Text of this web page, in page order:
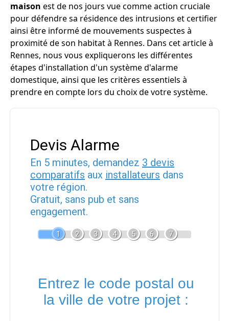
maison est de nos jours vue comme action cruciale
pour défendre sa résidence des intrusions et certifier
ainsi être informé de mouvements suspectes à
proximité de son habitat à Rennes. Dans cet article à
Rennes, nous vous expliquerons les différentes
étapes d'installation d'un système d'alarme
domestique, ainsi que les critères essentiels à
prendre en compte lors du choix de votre système.
Devis Alarme
En 5 minutes, demandez 3 devis
comparatifs aux installateurs dans
votre région.
Gratuit, sans pub et sans
engagement.
1 2 3 4 5 6 7
Entrez le code postal ou
la ville de votre projet :